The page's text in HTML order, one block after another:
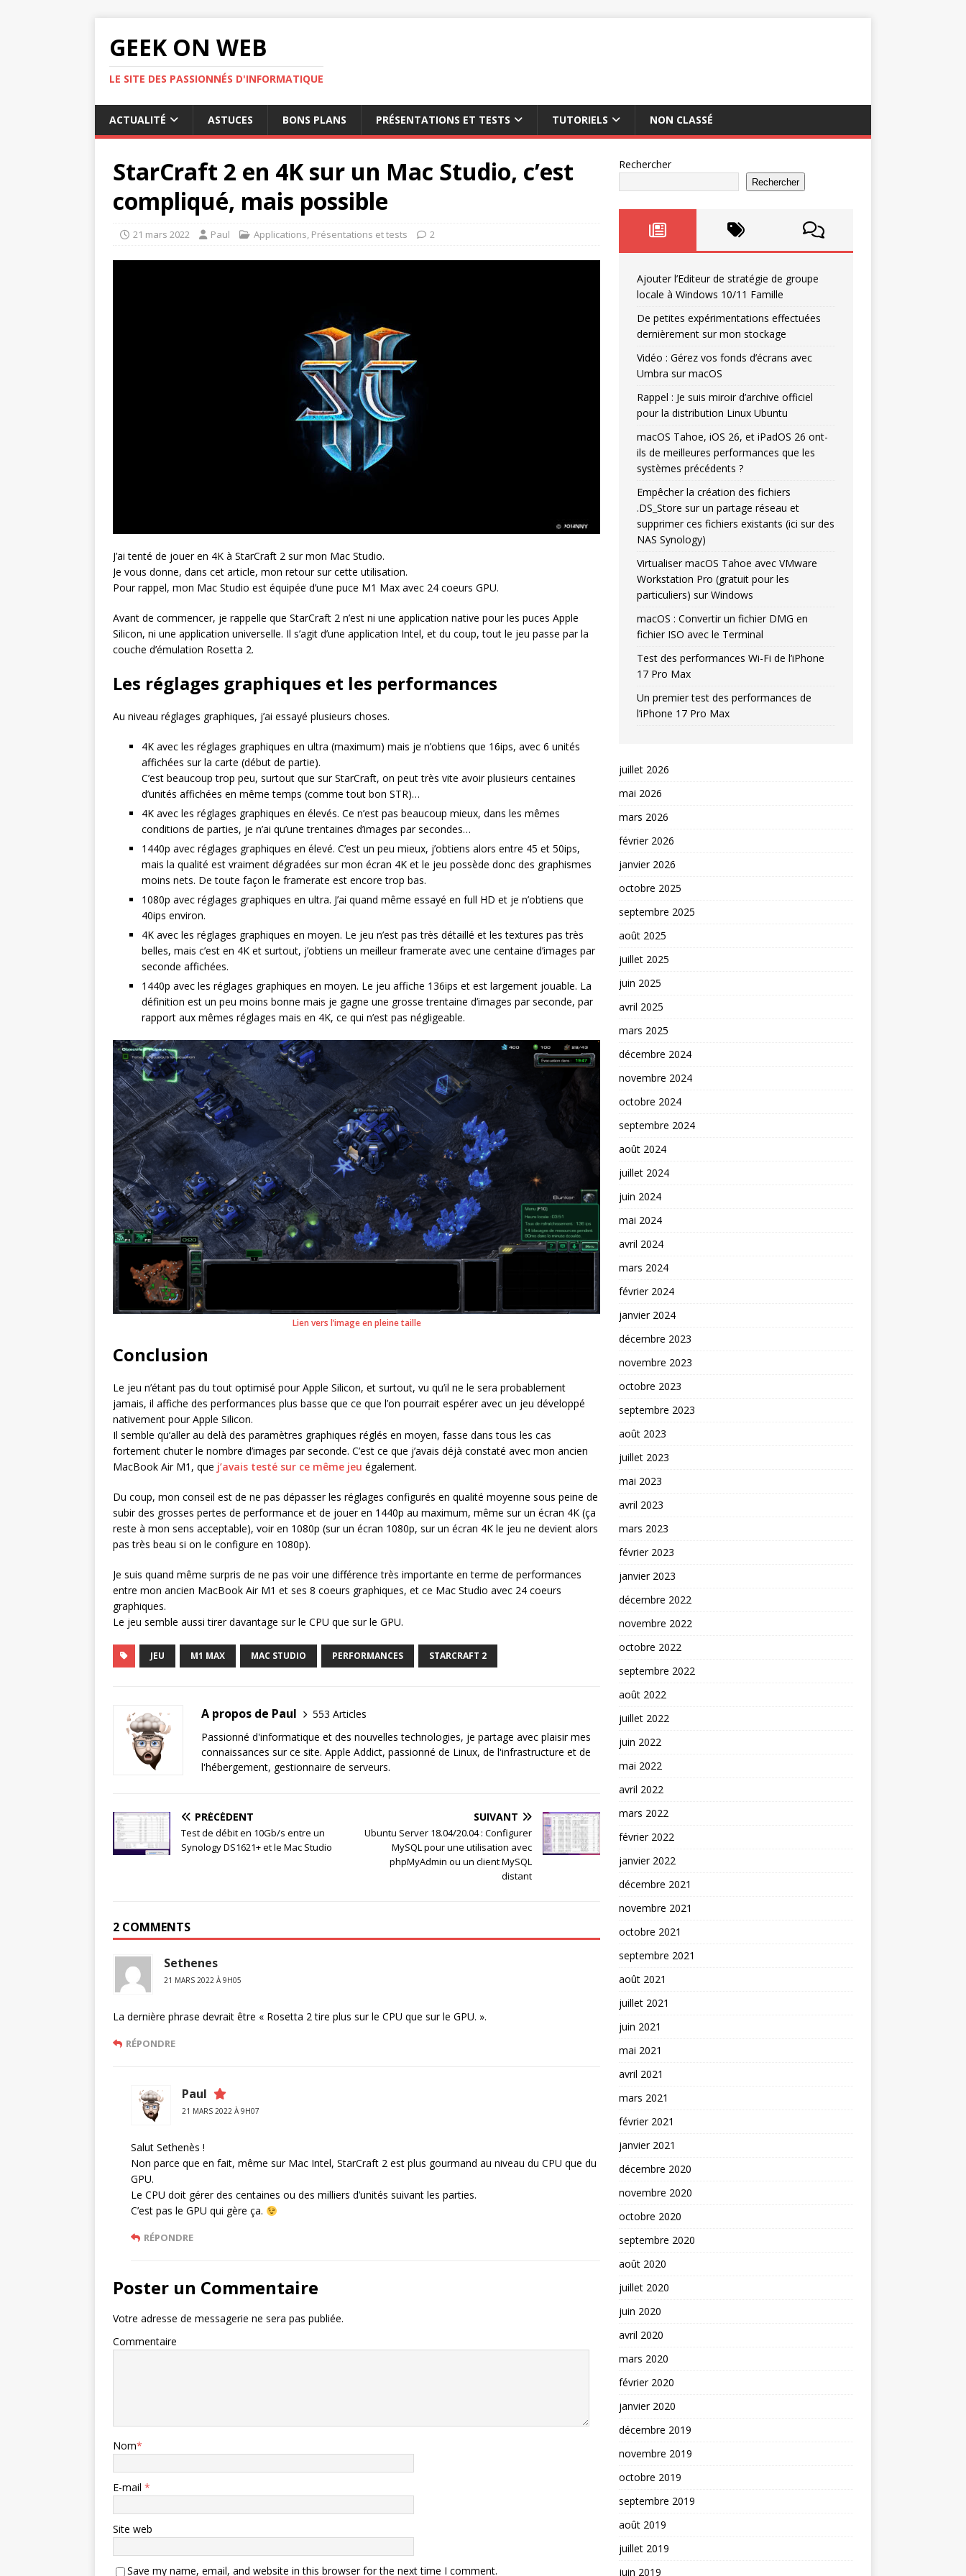
GEEK ON WEB
LE SITE DES PASSIONNÉS D'INFORMATIQUE
ACTUALITÉ ASTUCES BONS PLANS PRÉSENTATIONS ET TESTS TUTORIELS NON CLASSÉ
StarCraft 2 en 4K sur un Mac Studio, c’est
compliqué, mais possible
21 mars 2022 Paul Applications, Présentations et tests 2
J’ai tenté de jouer en 4K à StarCraft 2 sur mon Mac Studio.
Je vous donne, dans cet article, mon retour sur cette utilisation.
Pour rappel, mon Mac Studio est équipée d’une puce M1 Max avec 24 coeurs GPU.
Avant de commencer, je rappelle que StarCraft 2 n’est ni une application native pour les puces Apple
Silicon, ni une application universelle. Il s’agit d’une application Intel, et du coup, tout le jeu passe par la
couche d’émulation Rosetta 2.
Les réglages graphiques et les performances
Au niveau réglages graphiques, j’ai essayé plusieurs choses.
4K avec les réglages graphiques en ultra (maximum) mais je n’obtiens que 16ips, avec 6 unités
affichées sur la carte (début de partie).
C’est beaucoup trop peu, surtout que sur StarCraft, on peut très vite avoir plusieurs centaines
d’unités affichées en même temps (comme tout bon STR)…
4K avec les réglages graphiques en élevés. Ce n’est pas beaucoup mieux, dans les mêmes
conditions de parties, je n’ai qu’une trentaines d’images par secondes…
1440p avec réglages graphiques en élevé. C’est un peu mieux, j’obtiens alors entre 45 et 50ips,
mais la qualité est vraiment dégradées sur mon écran 4K et le jeu possède donc des graphismes
moins nets. De toute façon le framerate est encore trop bas.
1080p avec réglages graphiques en ultra. J’ai quand même essayé en full HD et je n’obtiens que
40ips environ.
4K avec les réglages graphiques en moyen. Le jeu n’est pas très détaillé et les textures pas très
belles, mais c’est en 4K et surtout, j’obtiens un meilleur framerate avec une centaine d’images par
seconde affichées.
1440p avec les réglages graphiques en moyen. Le jeu affiche 136ips et est largement jouable. La
définition est un peu moins bonne mais je gagne une grosse trentaine d’images par seconde, par
rapport aux mêmes réglages mais en 4K, ce qui n’est pas négligeable.
Lien vers l’image en pleine taille
Conclusion
Le jeu n’étant pas du tout optimisé pour Apple Silicon, et surtout, vu qu’il ne le sera probablement
jamais, il affiche des performances plus basse que ce que l’on pourrait espérer avec un jeu développé
nativement pour Apple Silicon.
Il semble qu’aller au delà des paramètres graphiques réglés en moyen, fasse dans tous les cas
fortement chuter le nombre d’images par seconde. C’est ce que j’avais déjà constaté avec mon ancien
MacBook Air M1, que j’avais testé sur ce même jeu également.
Du coup, mon conseil est de ne pas dépasser les réglages configurés en qualité moyenne sous peine de
subir des grosses pertes de performance et de jouer en 1440p au maximum, même sur un écran 4K (ça
reste à mon sens acceptable), voir en 1080p (sur un écran 1080p, sur un écran 4K le jeu ne devient alors
pas très beau si on le configure en 1080p).
Je suis quand même surpris de ne pas voir une différence très importante en terme de performances
entre mon ancien MacBook Air M1 et ses 8 coeurs graphiques, et ce Mac Studio avec 24 coeurs
graphiques.
Le jeu semble aussi tirer davantage sur le CPU que sur le GPU.
JEU M1 MAX MAC STUDIO PERFORMANCES STARCRAFT 2
A propos de Paul
553 Articles
Passionné d'informatique et des nouvelles technologies, je partage avec plaisir mes
connaissances sur ce site. Apple Addict, passionné de Linux, de l'infrastructure et de
l'hébergement, gestionnaire de serveurs.
PRÉCÉDENT
Test de débit en 10Gb/s entre un
Synology DS1621+ et le Mac Studio
SUIVANT
Ubuntu Server 18.04/20.04 : Configurer
MySQL pour une utilisation avec
phpMyAdmin ou un client MySQL
distant
2 COMMENTS
Sethenes
21 MARS 2022 À 9H05
La dernière phrase devrait être « Rosetta 2 tire plus sur le CPU que sur le GPU. ».
RÉPONDRE
Paul
21 MARS 2022 À 9H07
Salut Sethenès !
Non parce que en fait, même sur Mac Intel, StarCraft 2 est plus gourmand au niveau du CPU que du
GPU.
Le CPU doit gérer des centaines ou des milliers d’unités suivant les parties.
C’est pas le GPU qui gère ça.
RÉPONDRE
Poster un Commentaire
Votre adresse de messagerie ne sera pas publiée.
Commentaire
Nom*
E-mail *
Site web
Save my name, email, and website in this browser for the next time I comment.
Rechercher
Rechercher
Ajouter l’Editeur de stratégie de groupe
locale à Windows 10/11 Famille
De petites expérimentations effectuées
dernièrement sur mon stockage
Vidéo : Gérez vos fonds d’écrans avec
Umbra sur macOS
Rappel : Je suis miroir d’archive officiel
pour la distribution Linux Ubuntu
macOS Tahoe, iOS 26, et iPadOS 26 ont-
ils de meilleures performances que les
systèmes précédents ?
Empêcher la création des fichiers
.DS_Store sur un partage réseau et
supprimer ces fichiers existants (ici sur des
NAS Synology)
Virtualiser macOS Tahoe avec VMware
Workstation Pro (gratuit pour les
particuliers) sur Windows
macOS : Convertir un fichier DMG en
fichier ISO avec le Terminal
Test des performances Wi-Fi de l’iPhone
17 Pro Max
Un premier test des performances de
l’iPhone 17 Pro Max
juillet 2026
mai 2026
mars 2026
février 2026
janvier 2026
octobre 2025
septembre 2025
août 2025
juillet 2025
juin 2025
avril 2025
mars 2025
décembre 2024
novembre 2024
octobre 2024
septembre 2024
août 2024
juillet 2024
juin 2024
mai 2024
avril 2024
mars 2024
février 2024
janvier 2024
décembre 2023
novembre 2023
octobre 2023
septembre 2023
août 2023
juillet 2023
mai 2023
avril 2023
mars 2023
février 2023
janvier 2023
décembre 2022
novembre 2022
octobre 2022
septembre 2022
août 2022
juillet 2022
juin 2022
mai 2022
avril 2022
mars 2022
février 2022
janvier 2022
décembre 2021
novembre 2021
octobre 2021
septembre 2021
août 2021
juillet 2021
juin 2021
mai 2021
avril 2021
mars 2021
février 2021
janvier 2021
décembre 2020
novembre 2020
octobre 2020
septembre 2020
août 2020
juillet 2020
juin 2020
avril 2020
mars 2020
février 2020
janvier 2020
décembre 2019
novembre 2019
octobre 2019
septembre 2019
août 2019
juillet 2019
juin 2019